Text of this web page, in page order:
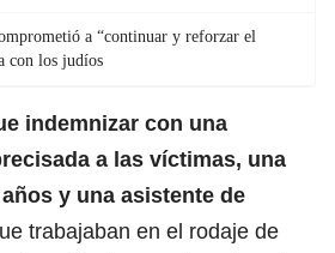
a “continuar y reforzar el
con los judíos
indemnizar con una
a las víctimas, una
y una asistente de
trabajaban en el rodaje de